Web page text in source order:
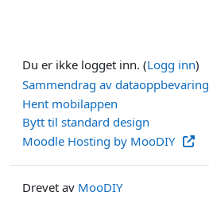
Du er ikke logget inn. (Logg inn)
Sammendrag av dataoppbevaring
Hent mobilappen
Bytt til standard design
Moodle Hosting by MooDIY
Drevet av MooDIY